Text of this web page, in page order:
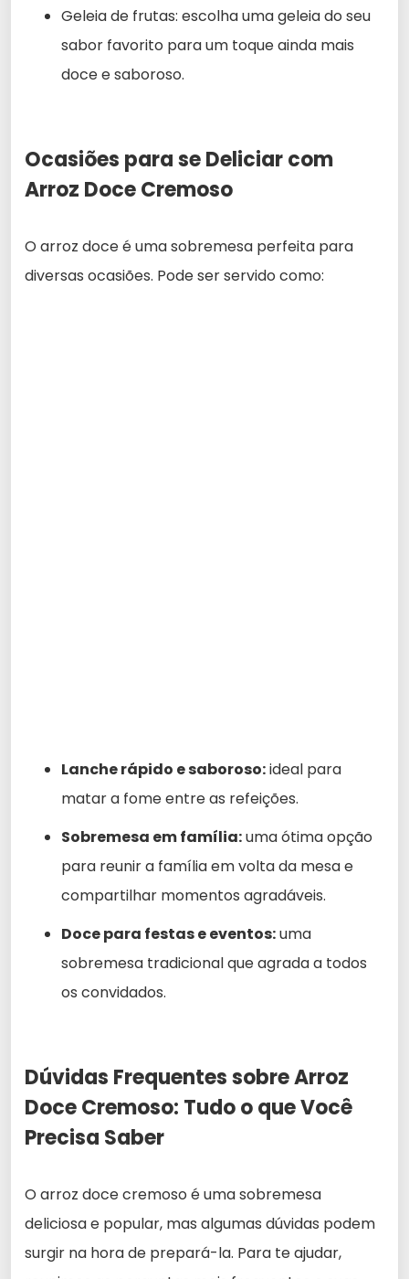
Geleia de frutas: escolha uma geleia do seu
sabor favorito para um toque ainda mais
doce e saboroso.
Ocasiões para se Deliciar com
Arroz Doce Cremoso
O arroz doce é uma sobremesa perfeita para
diversas ocasiões. Pode ser servido como:
Lanche rápido e saboroso:ideal para
matar a fome entre as refeições.
Sobremesa em família:uma ótima opção
para reunir a família em volta da mesa e
compartilhar momentos agradáveis.
Doce para festas e eventos:uma
sobremesa tradicional que agrada a todos
os convidados.
Dúvidas Frequentes sobre Arroz
Doce Cremoso: Tudo o que Você
Precisa Saber
O arroz doce cremoso é uma sobremesa
deliciosa e popular, mas algumas dúvidas podem
surgir na hora de prepará-la. Para te ajudar,